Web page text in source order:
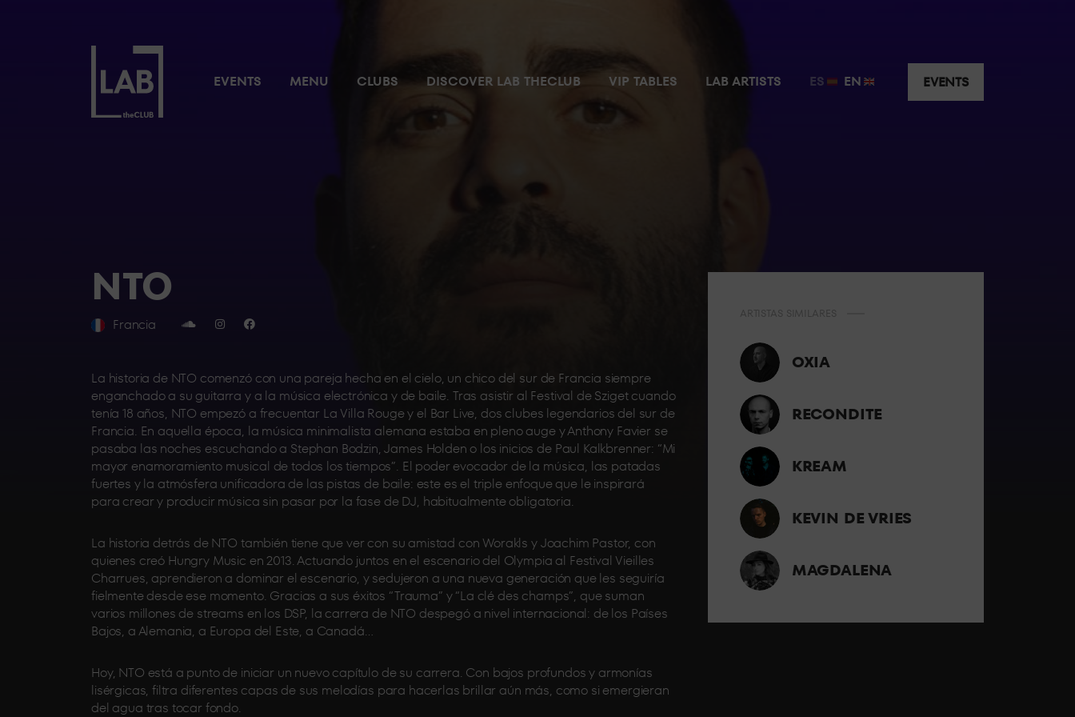
EVENTS MENU CLUBS DISCOVER LAB THECLUB VIP TABLES LAB ARTISTS ES EN EVENTS
NTO
Francia
La historia de NTO comenzó con una pareja hecha en el cielo, un chico del sur de Francia siempre
enganchado a su guitarra y a la música electrónica y de baile. Tras asistir al Festival de Sziget cuando
tenía 18 años, NTO empezó a frecuentar La Villa Rouge y el Bar Live, dos clubes legendarios del sur de
Francia. En aquella época, la música minimalista alemana estaba en pleno auge y Anthony Favier se
pasaba las noches escuchando a Stephan Bodzin, James Holden o los inicios de Paul Kalkbrenner: “Mi
mayor enamoramiento musical de todos los tiempos”. El poder evocador de la música, las patadas
fuertes y la atmósfera unificadora de las pistas de baile: este es el triple enfoque que le inspirará
para crear y producir música sin pasar por la fase de DJ, habitualmente obligatoria.
La historia detrás de NTO también tiene que ver con su amistad con Worakls y Joachim Pastor, con
quienes creó Hungry Music en 2013. Actuando juntos en el escenario del Olympia al Festival Vieilles
Charrues, aprendieron a dominar el escenario, y sedujeron a una nueva generación que les seguiría
fielmente desde ese momento. Gracias a sus éxitos “Trauma” y “La clé des champs”, que suman
varios millones de streams en los DSP, la carrera de NTO despegó a nivel internacional: de los Países
Bajos, a Alemania, a Europa del Este, a Canadá…
Hoy, NTO está a punto de iniciar un nuevo capítulo de su carrera. Con bajos profundos y armonías
lisérgicas, filtra diferentes capas de sus melodías para hacerlas brillar aún más, como si emergieran
del agua tras tocar fondo.
OXIA
RECONDITE
KREAM
KEVIN DE VRIES
MAGDALENA